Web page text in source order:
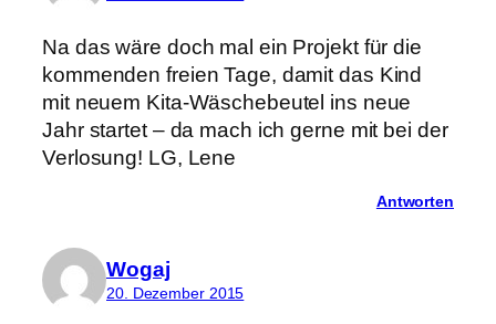
Na das wäre doch mal ein Projekt für die
kommenden freien Tage, damit das Kind
mit neuem Kita-Wäschebeutel ins neue
Jahr startet – da mach ich gerne mit bei der
Verlosung! LG, Lene
Antworten
Wogaj
20. Dezember 2015